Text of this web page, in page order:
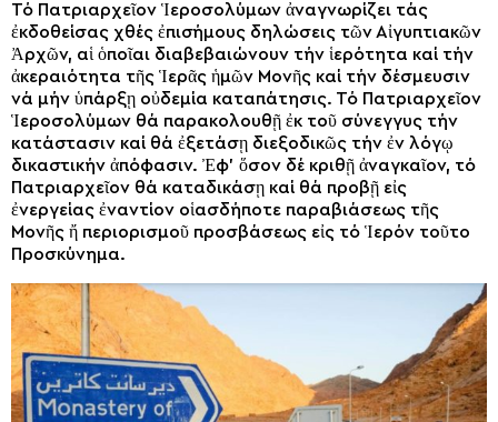
Τό Πατριαρχεῖον Ἱεροσολύμων ἀναγνωρίζει τάς
ἐκδοθείσας χθές ἐπισήμους δηλώσεις τῶν Αἰγυπτιακῶν
Ἀρχῶν, αἱ ὁποῖαι διαβεβαιώνουν τήν ἱερότητα καί τήν
ἀκεραιότητα τῆς Ἱερᾶς ἡμῶν Μονῆς καί τήν δέσμευσιν
νά μήν ὑπάρξῃ οὐδεμία καταπάτησις. Τό Πατριαρχεῖον
Ἱεροσολύμων θά παρακολουθῇ ἐκ τοῦ σύνεγγυς τήν
κατάστασιν καί θά ἐξετάσῃ διεξοδικῶς τήν ἐν λόγῳ
δικαστικήν ἀπόφασιν. Ἐφ’ ὅσον δέ κριθῇ ἀναγκαῖον, τό
Πατριαρχεῖον θά καταδικάσῃ καί θά προβῇ εἰς
ἐνεργείας ἐναντίον οἱασδήποτε παραβιάσεως τῆς
Μονῆς ἤ περιορισμοῦ προσβάσεως εἰς τό Ἱερόν τοῦτο
Προσκύνημα.